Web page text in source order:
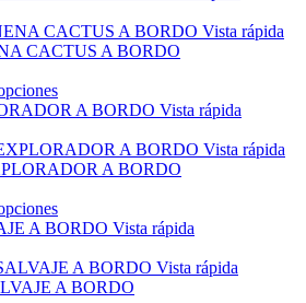
Vista rápida
CACTUS A BORDO
Vista rápida
Vista rápida
A BORDO
Vista rápida
Vista rápida
A BORDO